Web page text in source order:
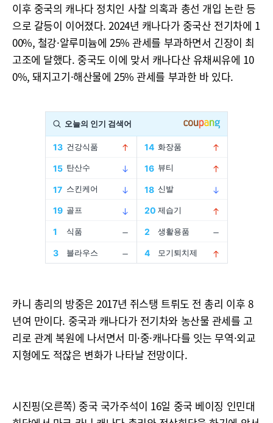
이후 중국의 캐나다 정치인 사찰 의혹과 총선 개입 논란 등
으로 갈등이 이어졌다. 2024년 캐나다가 중국산 전기차에 1
00%, 철강·알루미늄에 25% 관세를 부과하면서 긴장이 최
고조에 달했다. 중국도 이에 맞서 캐나다산 유채씨유에 10
0%, 돼지고기·해산물에 25% 관세를 부과한 바 있다.
카니 총리의 방중은 2017년 쥐스탱 트뤼도 전 총리 이후 8
년여 만이다. 중국과 캐나다가 전기차와 농산물 관세를 고
리로 관계 복원에 나서면서 미·중·캐나다를 잇는 무역·외교
지형에도 적잖은 변화가 나타날 전망이다.
시진핑(오른쪽) 중국 국가주석이 16일 중국 베이징 인민대